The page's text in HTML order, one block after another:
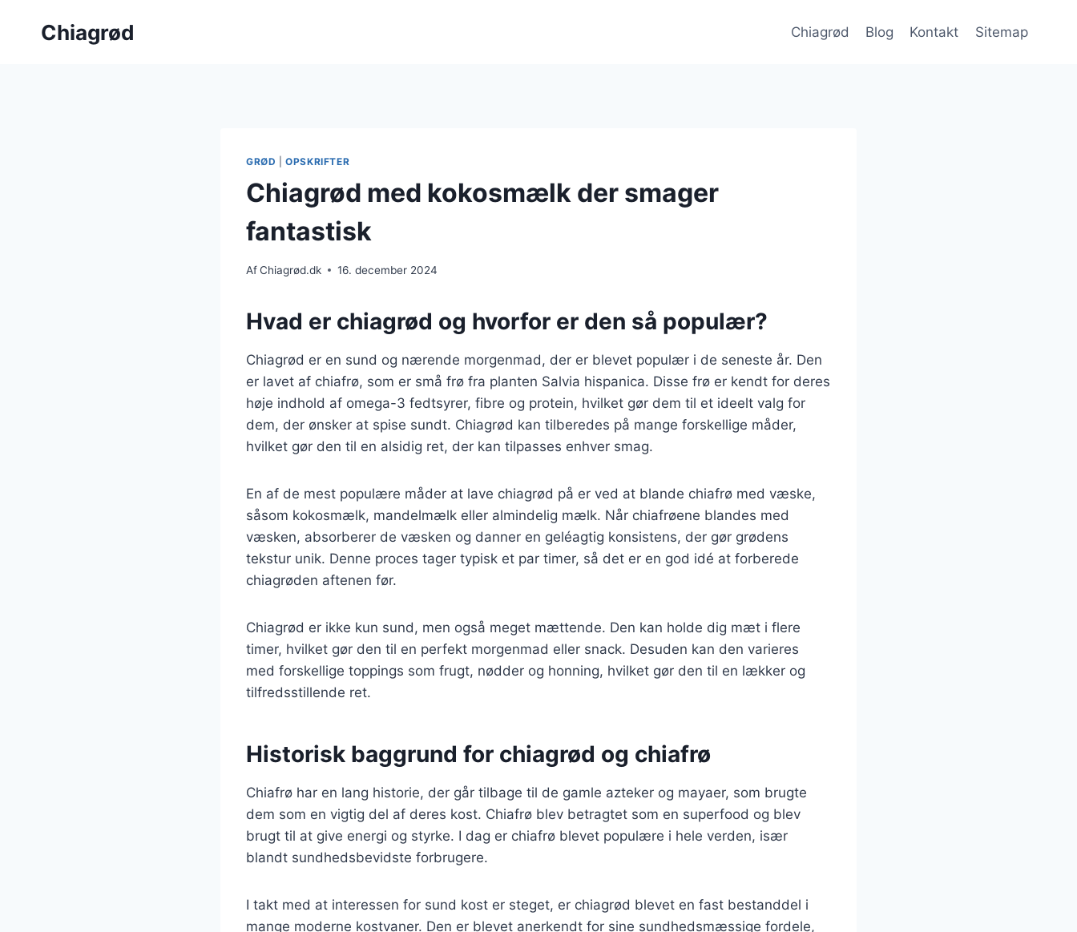
Chiagrød Chiagrød Blog Kontakt Sitemap
GRØD |OPSKRIFTER
Chiagrød med kokosmælk der smager
fantastisk
AfChiagrød.dk 16. december 2024
Hvad er chiagrød og hvorfor er den så populær?
Chiagrød er en sund og nærende morgenmad, der er blevet populær i de seneste år. Den
er lavet af chiafrø, som er små frø fra planten Salvia hispanica. Disse frø er kendt for deres
høje indhold af omega-3 fedtsyrer, fibre og protein, hvilket gør dem til et ideelt valg for
dem, der ønsker at spise sundt. Chiagrød kan tilberedes på mange forskellige måder,
hvilket gør den til en alsidig ret, der kan tilpasses enhver smag.
En af de mest populære måder at lave chiagrød på er ved at blande chiafrø med væske,
såsom kokosmælk, mandelmælk eller almindelig mælk. Når chiafrøene blandes med
væsken, absorberer de væsken og danner en geléagtig konsistens, der gør grødens
tekstur unik. Denne proces tager typisk et par timer, så det er en god idé at forberede
chiagrøden aftenen før.
Chiagrød er ikke kun sund, men også meget mættende. Den kan holde dig mæt i flere
timer, hvilket gør den til en perfekt morgenmad eller snack. Desuden kan den varieres
med forskellige toppings som frugt, nødder og honning, hvilket gør den til en lækker og
tilfredsstillende ret.
Historisk baggrund for chiagrød og chiafrø
Chiafrø har en lang historie, der går tilbage til de gamle azteker og mayaer, som brugte
dem som en vigtig del af deres kost. Chiafrø blev betragtet som en superfood og blev
brugt til at give energi og styrke. I dag er chiafrø blevet populære i hele verden, især
blandt sundhedsbevidste forbrugere.
I takt med at interessen for sund kost er steget, er chiagrød blevet en fast bestanddel i
mange moderne kostvaner. Den er blevet anerkendt for sine sundhedsmæssige fordele,